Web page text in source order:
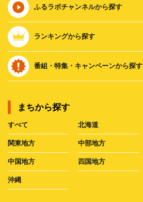
ふるラボチャンネルから探す
ランキングから探す
番組・特集・キャンペーンから探す
まちから探す
すべて 北海道
関東地方 中部地方
中国地方 四国地方
沖縄